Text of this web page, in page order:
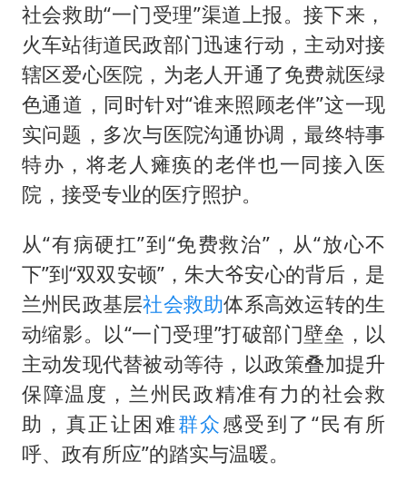
社会救助“一门受理”渠道上报。接下来，
火车站街道民政部门迅速行动，主动对接
辖区爱心医院，为老人开通了免费就医绿
色通道，同时针对“谁来照顾老伴”这一现
实问题，多次与医院沟通协调，最终特事
特办，将老人瘫痪的老伴也一同接入医
院，接受专业的医疗照护。
从“有病硬扛”到“免费救治”，从“放心不
下”到“双双安顿”，朱大爷安心的背后，是
兰州民政基层社会救助体系高效运转的生
动缩影。以“一门受理”打破部门壁垒，以
主动发现代替被动等待，以政策叠加提升
保障温度，兰州民政精准有力的社会救
助，真正让困难群众感受到了“民有所
呼、政有所应”的踏实与温暖。